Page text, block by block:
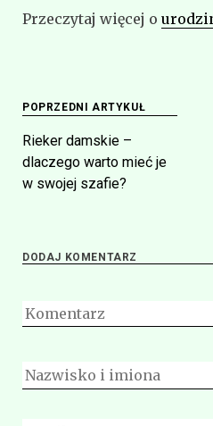
Przeczytaj więcej o
Nawigacja
wpisu
POPRZEDNI ARTYKUŁ
Rieker damskie –
dlaczego warto mieć je
w swojej szafie?
DODAJ KOMENTARZ